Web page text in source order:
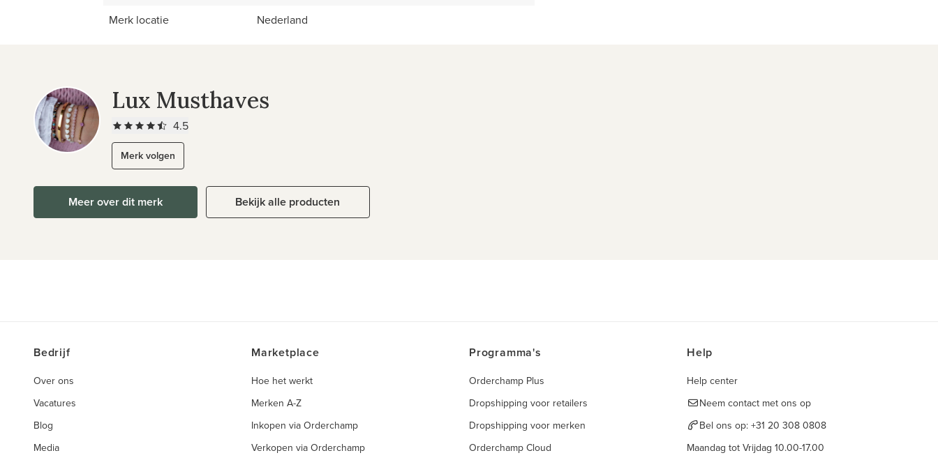
Merk locatie
Nederland
Lux Musthaves
4.5
Merk volgen
Meer over dit merk Bekijk alle producten
Bedrijf
Over ons
Vacatures
Blog
Media
Marketplace
Hoe het werkt
Merken A-Z
Inkopen via Orderchamp
Verkopen via Orderchamp
Programma's
Orderchamp Plus
Dropshipping voor retailers
Dropshipping voor merken
Orderchamp Cloud
Help
Help center
Neem contact met ons op
Bel ons op: +31 20 308 0808
Maandag tot Vrijdag 10.00-17.00